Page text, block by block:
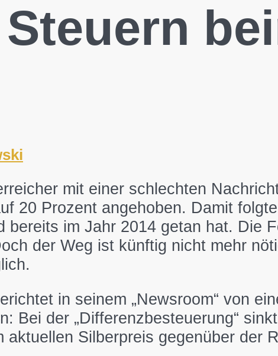
mit einer schlechten
20 Prozent angehoben. Damit
im Jahr 2014 getan hat. Die
der Weg ist künftig nicht mehr
in seinem „Newsroom“ von
Bei der „Differenzbesteuerung“
Silberpreis gegenüber der